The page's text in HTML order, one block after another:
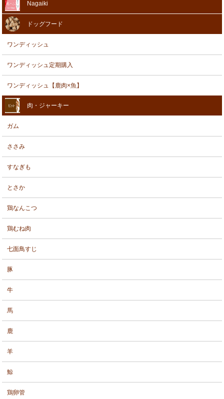
Nagaiki
ドッグフード
ワンディッシュ
ワンディッシュ定期購入
ワンディッシュ【鹿肉×魚】
肉・ジャーキー
ガム
ささみ
すなぎも
とさか
鶏なんこつ
鶏むね肉
七面鳥すじ
豚
牛
馬
鹿
羊
鯨
鶏卵管